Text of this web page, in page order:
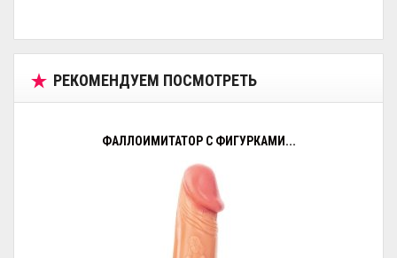
РЕКОМЕНДУЕМ ПОСМОТРЕТЬ
ФАЛЛОИМИТАТОР С ФИГУРКАМИ...